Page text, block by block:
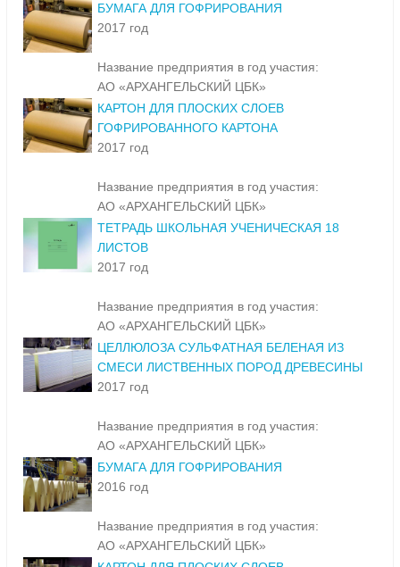
БУМАГА ДЛЯ ГОФРИРОВАНИЯ
2017 год
Название предприятия в год участия:
АО «АРХАНГЕЛЬСКИЙ ЦБК»
КАРТОН ДЛЯ ПЛОСКИХ СЛОЕВ
ГОФРИРОВАННОГО КАРТОНА
2017 год
Название предприятия в год участия:
АО «АРХАНГЕЛЬСКИЙ ЦБК»
ТЕТРАДЬ ШКОЛЬНАЯ УЧЕНИЧЕСКАЯ 18
ЛИСТОВ
2017 год
Название предприятия в год участия:
АО «АРХАНГЕЛЬСКИЙ ЦБК»
ЦЕЛЛЮЛОЗА СУЛЬФАТНАЯ БЕЛЕНАЯ ИЗ
СМЕСИ ЛИСТВЕННЫХ ПОРОД ДРЕВЕСИНЫ
2017 год
Название предприятия в год участия:
АО «АРХАНГЕЛЬСКИЙ ЦБК»
БУМАГА ДЛЯ ГОФРИРОВАНИЯ
2016 год
Название предприятия в год участия:
АО «АРХАНГЕЛЬСКИЙ ЦБК»